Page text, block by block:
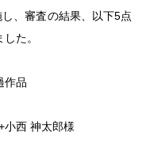
、審査の結果、以下5点
た。
作品
小西 神太郎様